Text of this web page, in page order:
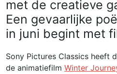
met de creatieve
Een gevaarlijke
in juni begint met
Sony Pictures Classics heeft
de animatiefilm Winter